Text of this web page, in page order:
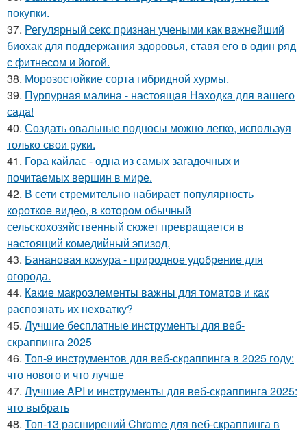
покупки.
37. Регулярный секс признан учеными как важнейший
биохак для поддержания здоровья, ставя его в один ряд
с фитнесом и йогой.
38. Морозостойкие сорта гибридной хурмы.
39. Пурпурная малина - настоящая Находка для вашего
сада!
40. Создать овальные подносы можно легко, используя
только свои руки.
41. Гора кайлас - одна из самых загадочных и
почитаемых вершин в мире.
42. В сети стремительно набирает популярность
короткое видео, в котором обычный
сельскохозяйственный сюжет превращается в
настоящий комедийный эпизод.
43. Банановая кожура - природное удобрение для
огорода.
44. Какие макроэлементы важны для томатов и как
распознать их нехватку?
45. Лучшие бесплатные инструменты для веб-
скраппинга 2025
46. Топ-9 инструментов для веб-скраппинга в 2025 году:
что нового и что лучше
47. Лучшие API и инструменты для веб-скраппинга 2025:
что выбрать
48. Топ-13 расширений Chrome для веб-скраппинга в